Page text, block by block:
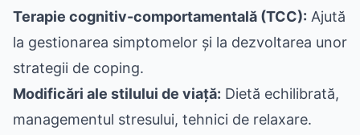
Terapie cognitiv-comportamentală (TCC): Ajută
la gestionarea simptomelor și la dezvoltarea unor
strategii de coping.
Modificări ale stilului de viață: Dietă echilibrată,
managementul stresului, tehnici de relaxare.